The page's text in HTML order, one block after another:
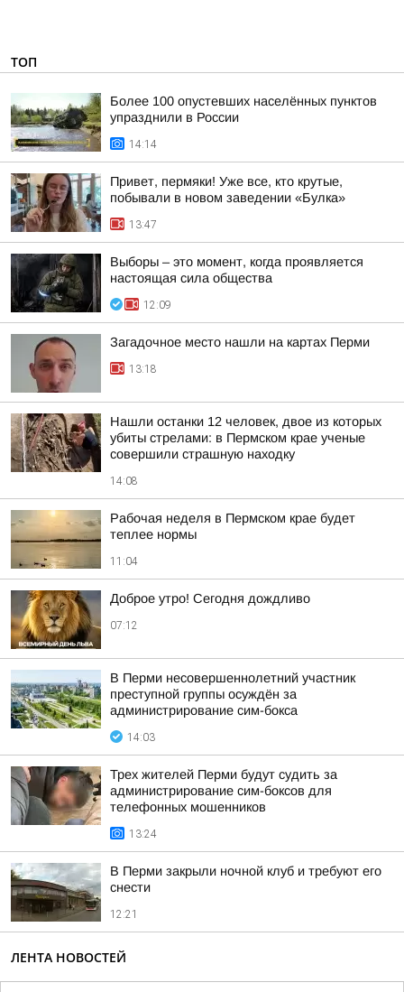
ТОП
Более 100 опустевших населённых пунктов
упразднили в России
14:14
Привет, пермяки! Уже все, кто крутые,
побывали в новом заведении «Булка»
13:47
Выборы – это момент, когда проявляется
настоящая сила общества
12:09
Загадочное место нашли на картах Перми
13:18
Нашли останки 12 человек, двое из которых
убиты стрелами: в Пермском крае ученые
совершили страшную находку
14:08
Рабочая неделя в Пермском крае будет
теплее нормы
11:04
Доброе утро! Сегодня дождливо
07:12
В Перми несовершеннолетний участник
преступной группы осуждён за
администрирование сим-бокса
14:03
Трех жителей Перми будут судить за
администрирование сим-боксов для
телефонных мошенников
13:24
В Перми закрыли ночной клуб и требуют его
снести
12:21
ЛЕНТА НОВОСТЕЙ